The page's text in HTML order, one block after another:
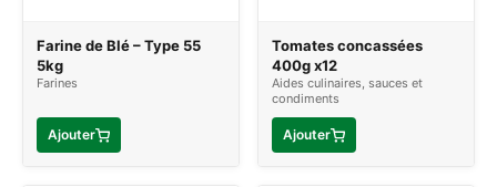
Farine de Blé – Type 55
5kg
Farines
Ajouter
Tomates concassées
400g x12
Aides culinaires, sauces et
condiments
Ajouter